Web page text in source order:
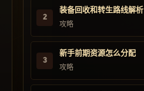
2
装备回收和转生路线解析
攻略
3
新手前期资源怎么分配
攻略